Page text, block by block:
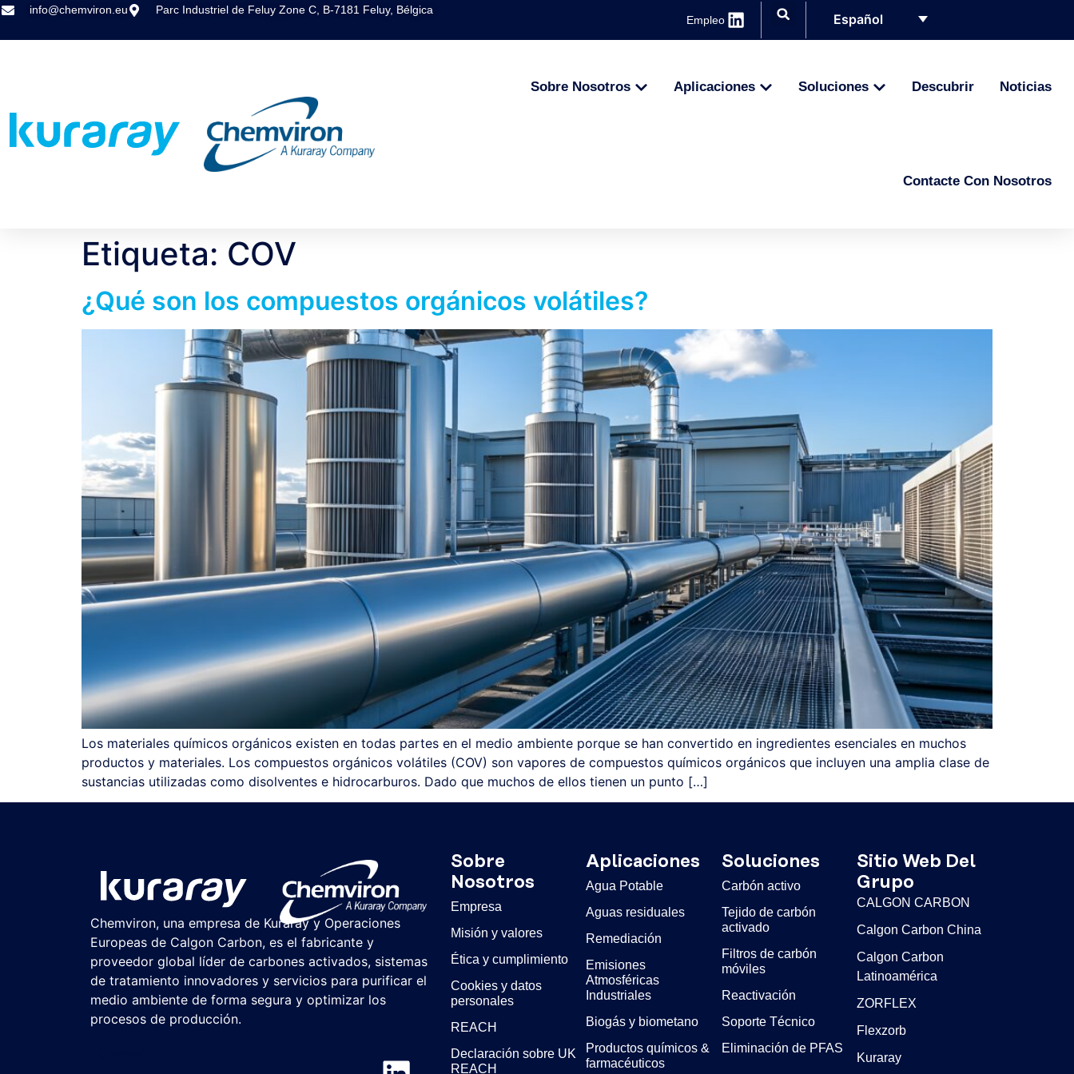
info@chemviron.eu Parc Industriel de Feluy Zone C, B-7181 Feluy, Bélgica
Empleo Español
Sobre Nosotros Aplicaciones Soluciones Descubrir Noticias
Contacte Con Nosotros
Etiqueta: COV
¿Qué son los compuestos orgánicos volátiles?
Los materiales químicos orgánicos existen en todas partes en el medio ambiente porque se han convertido en ingredientes esenciales en muchos
productos y materiales. Los compuestos orgánicos volátiles (COV) son vapores de compuestos químicos orgánicos que incluyen una amplia clase de
sustancias utilizadas como disolventes e hidrocarburos. Dado que muchos de ellos tienen un punto […]
Chemviron, una empresa de Kuraray y Operaciones
Europeas de Calgon Carbon, es el fabricante y
proveedor global líder de carbones activados, sistemas
de tratamiento innovadores y servicios para purificar el
medio ambiente de forma segura y optimizar los
procesos de producción.
Sobre
Nosotros
Empresa
Misión y valores
Ética y cumplimiento
Cookies y datos
personales
REACH
Declaración sobre UK
REACH
Aplicaciones
Agua Potable
Aguas residuales
Remediación
Emisiones
Atmosféricas
Industriales
Biogás y biometano
Productos químicos &
farmacéuticos
Soluciones
Carbón activo
Tejido de carbón
activado
Filtros de carbón
móviles
Reactivación
Soporte Técnico
Eliminación de PFAS
Sitio Web Del
Grupo
CALGON CARBON
Calgon Carbon China
Calgon Carbon
Latinoamérica
ZORFLEX
Flexzorb
Kuraray